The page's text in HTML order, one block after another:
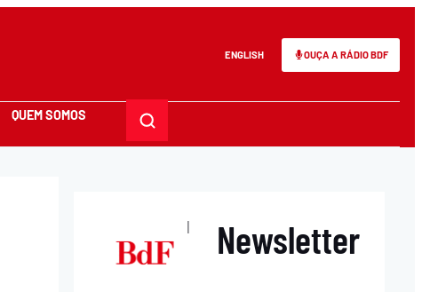
ENGLISH OUÇA A RÁDIO BDF
QUEM SOMOS
| Newsletter